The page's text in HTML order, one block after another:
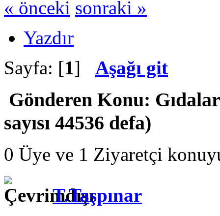
« önceki sonraki »
Yazdır
Sayfa: [1] Aşağı git
Gönderen Konu:
sayısı 44536 defa)
0 Üye ve 1 Ziyaretçi
T.Taşpınar